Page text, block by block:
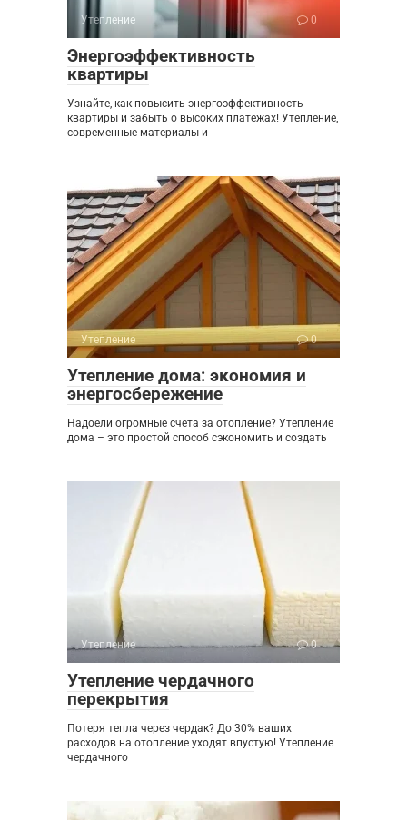
Утепление 0
Энергоэффективность
квартиры
Узнайте, как повысить энергоэффективность
квартиры и забыть о высоких платежах! Утепление,
современные материалы и
Утепление 0
Утепление дома: экономия и
энергосбережение
Надоели огромные счета за отопление? Утепление
дома – это простой способ сэкономить и создать
Утепление 0
Утепление чердачного
перекрытия
Потеря тепла через чердак? До 30% ваших
расходов на отопление уходят впустую! Утепление
чердачного